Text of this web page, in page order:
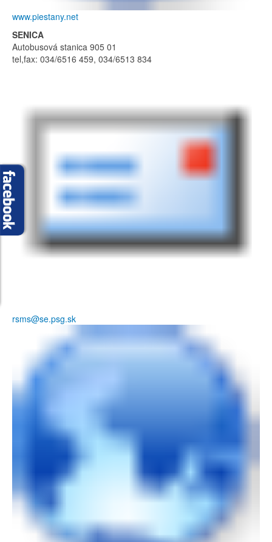
www.piestany.net
SENICA
Autobusová stanica 905 01
tel,fax: 034/6516 459, 034/6513 834
rsms@se.psg.sk